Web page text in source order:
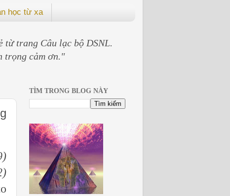
học từ xa
từ trang Câu lạc bộ DSNL.
trọng cảm ơn."
TÌM TRONG BLOG NÀY